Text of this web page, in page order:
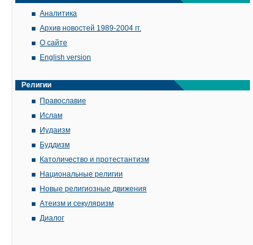
Аналитика
Архив новостей 1989-2004 гг.
О сайте
English version
Религии
Православие
Ислам
Иудаизм
Буддизм
Католичество и протестантизм
Национальные религии
Новые религиозные движения
Атеизм и секуляризм
Диалог